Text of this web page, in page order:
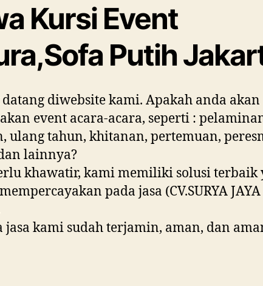
Kursi Event
Putih
datang diwebsite kami. Apakah anda akan
event acara-acara, seperti :
ulang tahun, khitanan, pertemuan,
lainnya?
khawatir, kami memiliki solusi terbaik
pada jasa (CV.SURYA JAYA
jasa kami sudah terjamin, aman, dan